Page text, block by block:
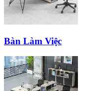
Bàn Làm Việc